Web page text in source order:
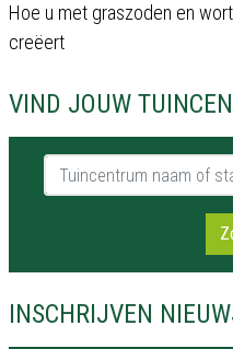
Hoe u met graszoden en
creëert
VIND JOUW
Tuincentrum naam of stad
INSCHRIJVEN